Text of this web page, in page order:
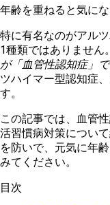
年齢を重ねると気に
特に有名なのがアル
1種類ではありません。
が「血管性認知症」で
ツハイマー型認知症
す。
この記事では、血管
活習慣病対策につい
を防いで、元気に年
みてください。
目次